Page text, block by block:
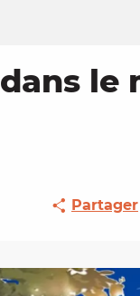
le
Partager